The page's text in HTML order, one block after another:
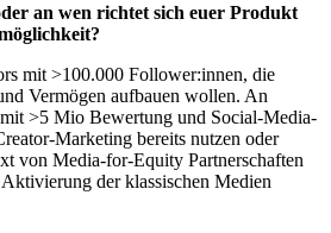
an wen richtet sich euer Produkt
mit >100.000 Follower:innen, die
Vermögen aufbauen wollen. An
mit >5 Mio Bewertung und Social-Media-
Marketing bereits nutzen oder
von Media-for-Equity Partnerschaften
der klassischen Medien